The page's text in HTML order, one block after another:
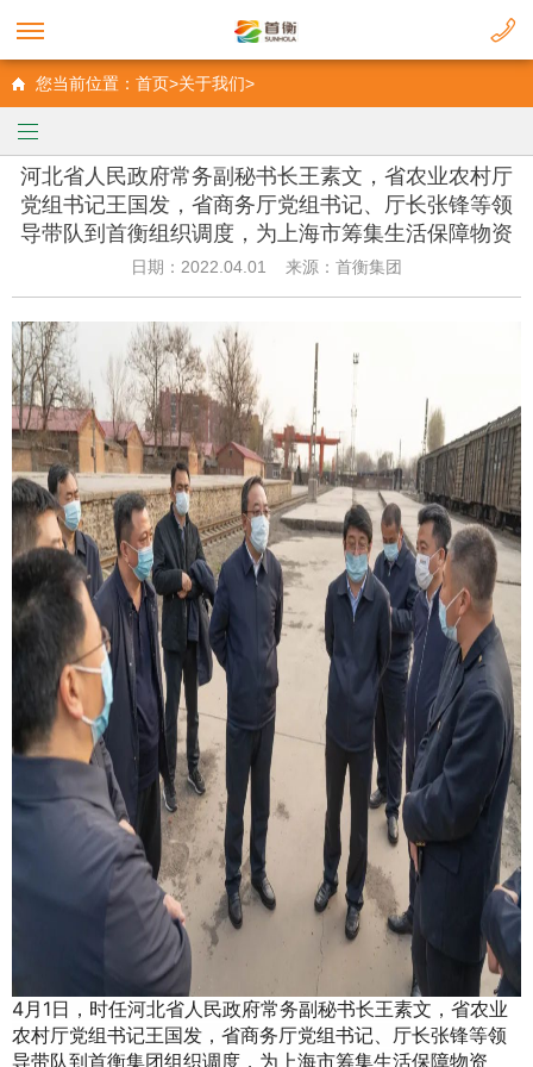
您当前位置：首页>关于我们>
河北省人民政府常务副秘书长王素文，省农业农村厅
党组书记王国发，省商务厅党组书记、厅长张锋等领
导带队到首衡组织调度，为上海市筹集生活保障物资
日期：2022.04.01 来源：首衡集团
4月1日，时任河北省人民政府常务副秘书长王素文，省农业
农村厅党组书记王国发，省商务厅党组书记、厅长张锋等领
导带队到首衡集团组织调度，为上海市筹集生活保障物资